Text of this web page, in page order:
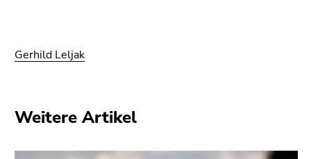
Gerhild Leljak
Weitere Artikel